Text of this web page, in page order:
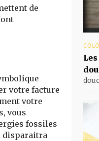
de
votre facture
votre
vous
fossiles
disparaitra